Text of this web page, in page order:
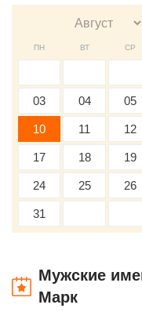
ПН ВТ СР
03 04 05
10 11 12
17 18 19
24 25 26
31
Мужские
Марк